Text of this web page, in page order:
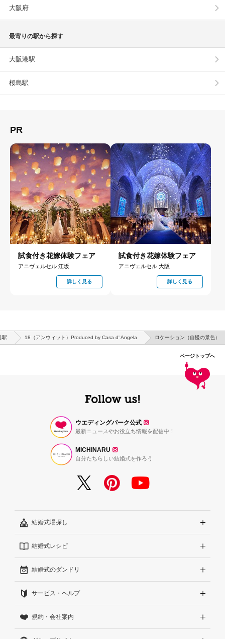
大阪府
最寄りの駅から探す
大阪港駅
桜島駅
PR
試食付き花嫁体験フェア
アニヴェルセル 江坂
詳しく見る
試食付き花嫁体験フェア
アニヴェルセル 大阪
詳しく見る
駅 18（アンウィット）Produced by Casa d' Angela ロケーション（自慢の景色）
ページトップへ
ウエディングパーク公式
最新ニュースやお役立ち情報を配信中！
MICHINARU
自分たちらしい結婚式を作ろう
結婚式場探し
エリアから探す
こだわりから探す
雰囲気から探す
見積りから探す
結婚式レシピ
結婚式準備レポート『ハナレポ』
結婚式当日の動画『ムビレポ』
結婚式のダンドリ
結婚準備ガイド
Wedding Park Magazine
サービス・ヘルプ
サイトコンセプト
規約・会社案内